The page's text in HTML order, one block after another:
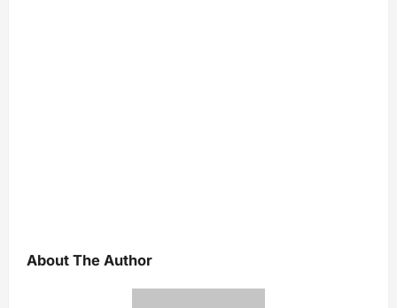
About The Author